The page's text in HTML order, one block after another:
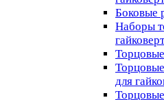
Боковые
Наборы
для